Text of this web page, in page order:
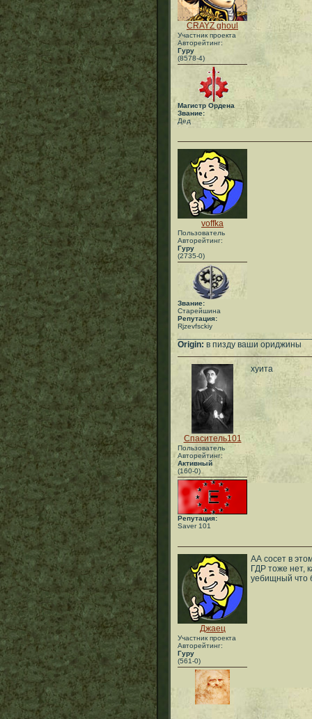
CRAYZ ghoul
Участник проекта
Авторейтинг:
Гуру
(8578-4)
Магистр Ордена
Звание:
Дед
voffka
Пользователь
Авторейтинг:
Гуру
(2735-0)
Звание:
Старейшина
Репутация:
Rjzevfsckiy
Origin: в пизду ваши ориджины
Спаситель101
Пользователь
Авторейтинг:
Активный
(160-0)
Репутация:
Saver 101
хуита
Джаец
Участник проекта
Авторейтинг:
Гуру
(561-0)
АА сосет в
ГДР тоже нет,
уебищный что